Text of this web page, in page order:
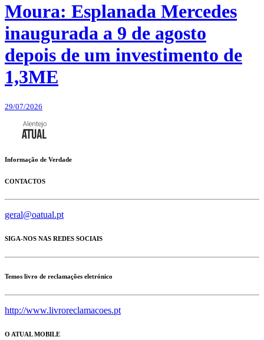
Moura: Esplanada Mercedes
inaugurada a 9 de agosto
depois de um investimento de
1,3ME
29/07/2026
Informação de Verdade
CONTACTOS
geral@oatual.pt
SIGA-NOS NAS REDES SOCIAIS
Temos livro de reclamações eletrónico
http://www.livroreclamacoes.pt
O ATUAL MOBILE